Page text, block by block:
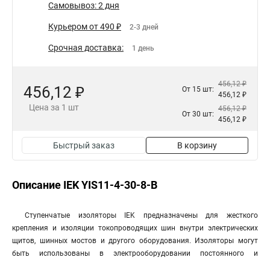
Самовывоз: 2 дня
Курьером от 490 ₽ 2-3 дней
Срочная доставка: 1 день
456,12 ₽
Цена за 1 шт
От 15 шт:
456,12 ₽
456,12 ₽
От 30 шт:
456,12 ₽
456,12 ₽
Быстрый заказ В корзину
Описание IEK YIS11-4-30-8-B
Ступенчатые изоляторы IEK предназначены для жесткого
крепления и изоляции токопроводящих шин внутри электрических
щитов, шинных мостов и другого оборудования. Изоляторы могут
быть использованы в электрооборудовании постоянного и